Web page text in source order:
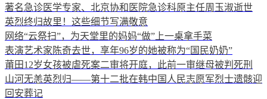
著名急诊医学专家、北京协和医院急诊科原主任周玉淑逝世
英烈终归故里！这些细节写满敬意
网络“云祭扫”，为天堂里的妈妈“做”上一桌拿手菜
表演艺术家陈奇去世，享年96岁的她被称为“国民奶奶”
莆田12岁女孩被虐死案二审将开庭，此前一审继母被判死刑
山河无恙英烈归——第十二批在韩中国人民志愿军烈士遗骸迎
回安葬记